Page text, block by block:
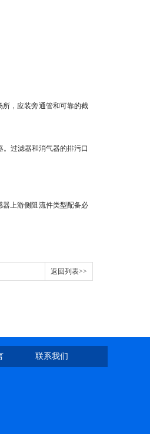
，应装旁通管和可靠的截
过滤器和消气器的排污口
上游侧阻流件类型配备必
返回列表>>
联系我们